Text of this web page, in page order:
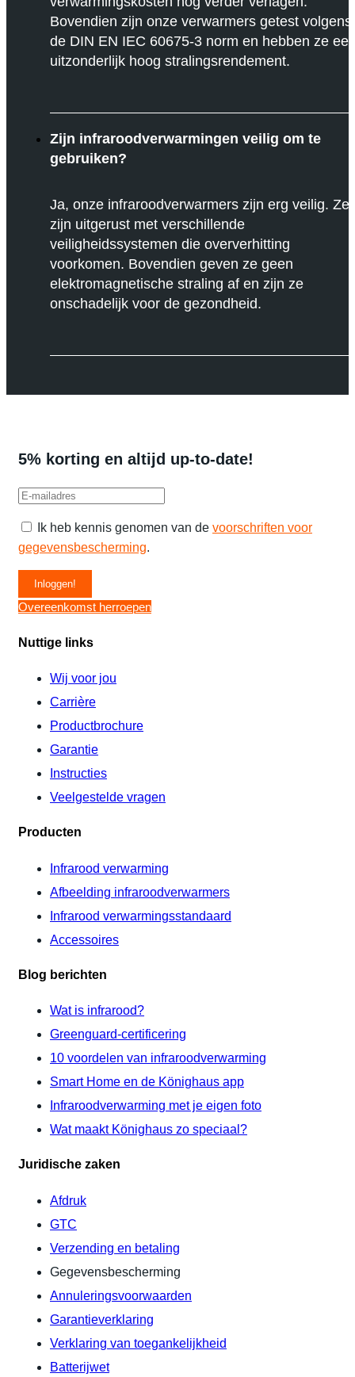
Bovendien zijn onze verwarmers getest volgens
de DIN EN IEC 60675-3 norm en hebben ze
uitzonderlijk hoog stralingsrendement.
Zijn infraroodverwarmingen veilig om te
gebruiken?
Ja, onze infraroodverwarmers zijn erg veilig. Ze
zijn uitgerust met verschillende
veiligheidssystemen die oververhitting
voorkomen. Bovendien geven ze geen
elektromagnetische straling af en zijn ze
onschadelijk voor de gezondheid.
5% korting en altijd up-to-date!
Ik heb kennis genomen van de voorschriften voor
gegevensbescherming.
Overeenkomst herroepen
Nuttige links
Wij voor jou
Carrière
Productbrochure
Garantie
Instructies
Veelgestelde vragen
Producten
Infrarood verwarming
Afbeelding infraroodverwarmers
Infrarood verwarmingsstandaard
Accessoires
Blog berichten
Wat is infrarood?
Greenguard-certificering
10 voordelen van infraroodverwarming
Smart Home en de Könighaus app
Infraroodverwarming met je eigen foto
Wat maakt Könighaus zo speciaal?
Juridische zaken
Afdruk
GTC
Verzending en betaling
Gegevensbescherming
Annuleringsvoorwaarden
Garantieverklaring
Verklaring van toegankelijkheid
Batterijwet